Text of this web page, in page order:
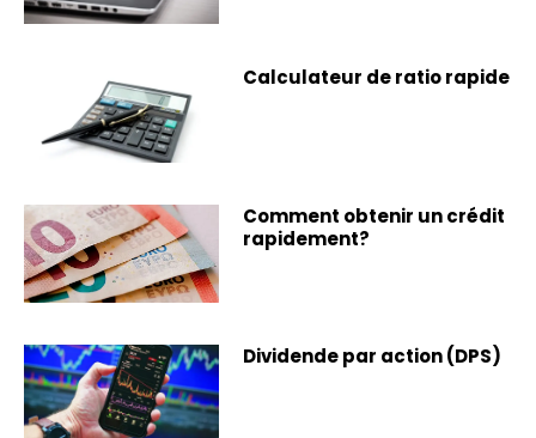
Calculateur de ratio rapide
Comment obtenir un crédit
rapidement?
Dividende par action (DPS)